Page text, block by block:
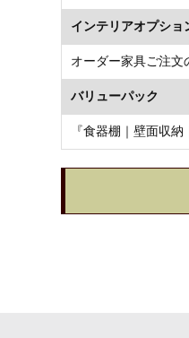
インテリアオプショ
オーダー家具ご注文
バリューパック
『食器棚｜壁面収